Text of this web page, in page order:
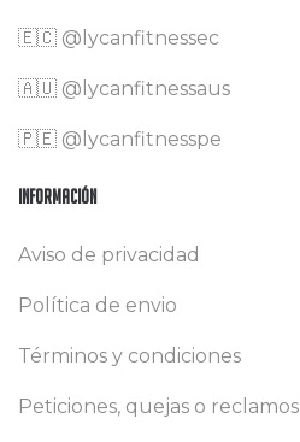
🇪🇨 @lycanfitnessec
🇦🇺 @lycanfitnessaus
🇵🇪 @lycanfitnesspe
Información
Aviso de privacidad
Política de envio
Términos y condiciones
Peticiones, quejas o reclamos